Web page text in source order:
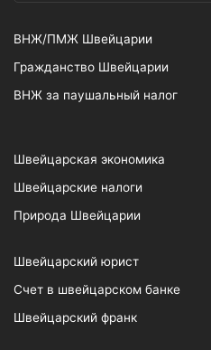
ВНЖ/ПМЖ Швейцарии
Гражданство Швейцарии
ВНЖ за паушальный налог
Швейцарская экономика
Швейцарские налоги
Природа Швейцарии
Швейцарский юрист
Счет в швейцарском банке
Швейцарский франк